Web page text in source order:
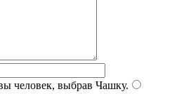
человек, выбрав Чашку.